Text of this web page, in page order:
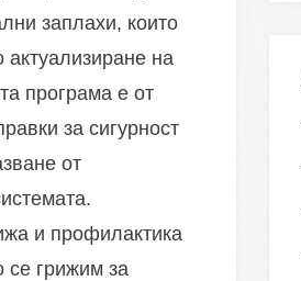
заплахи, които
на
програма е от
за сигурност
от
и профилактика
се грижим за